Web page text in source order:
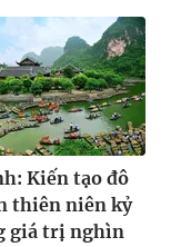
Kiến tạo đô
thiên niên kỷ
giá trị nghìn